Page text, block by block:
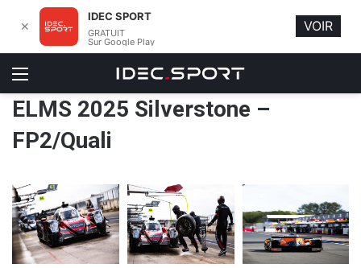
Menu
ELMS 2025 Silverstone –
FP2/Quali
✕
IDEC SPORT
GRATUIT
Sur Google Play
VOIR